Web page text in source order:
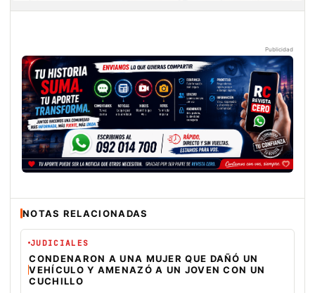
Publicidad
NOTAS RELACIONADAS
JUDICIALES
CONDENARON A UNA MUJER QUE DAÑÓ UN
VEHÍCULO Y AMENAZÓ A UN JOVEN CON UN
CUCHILLO